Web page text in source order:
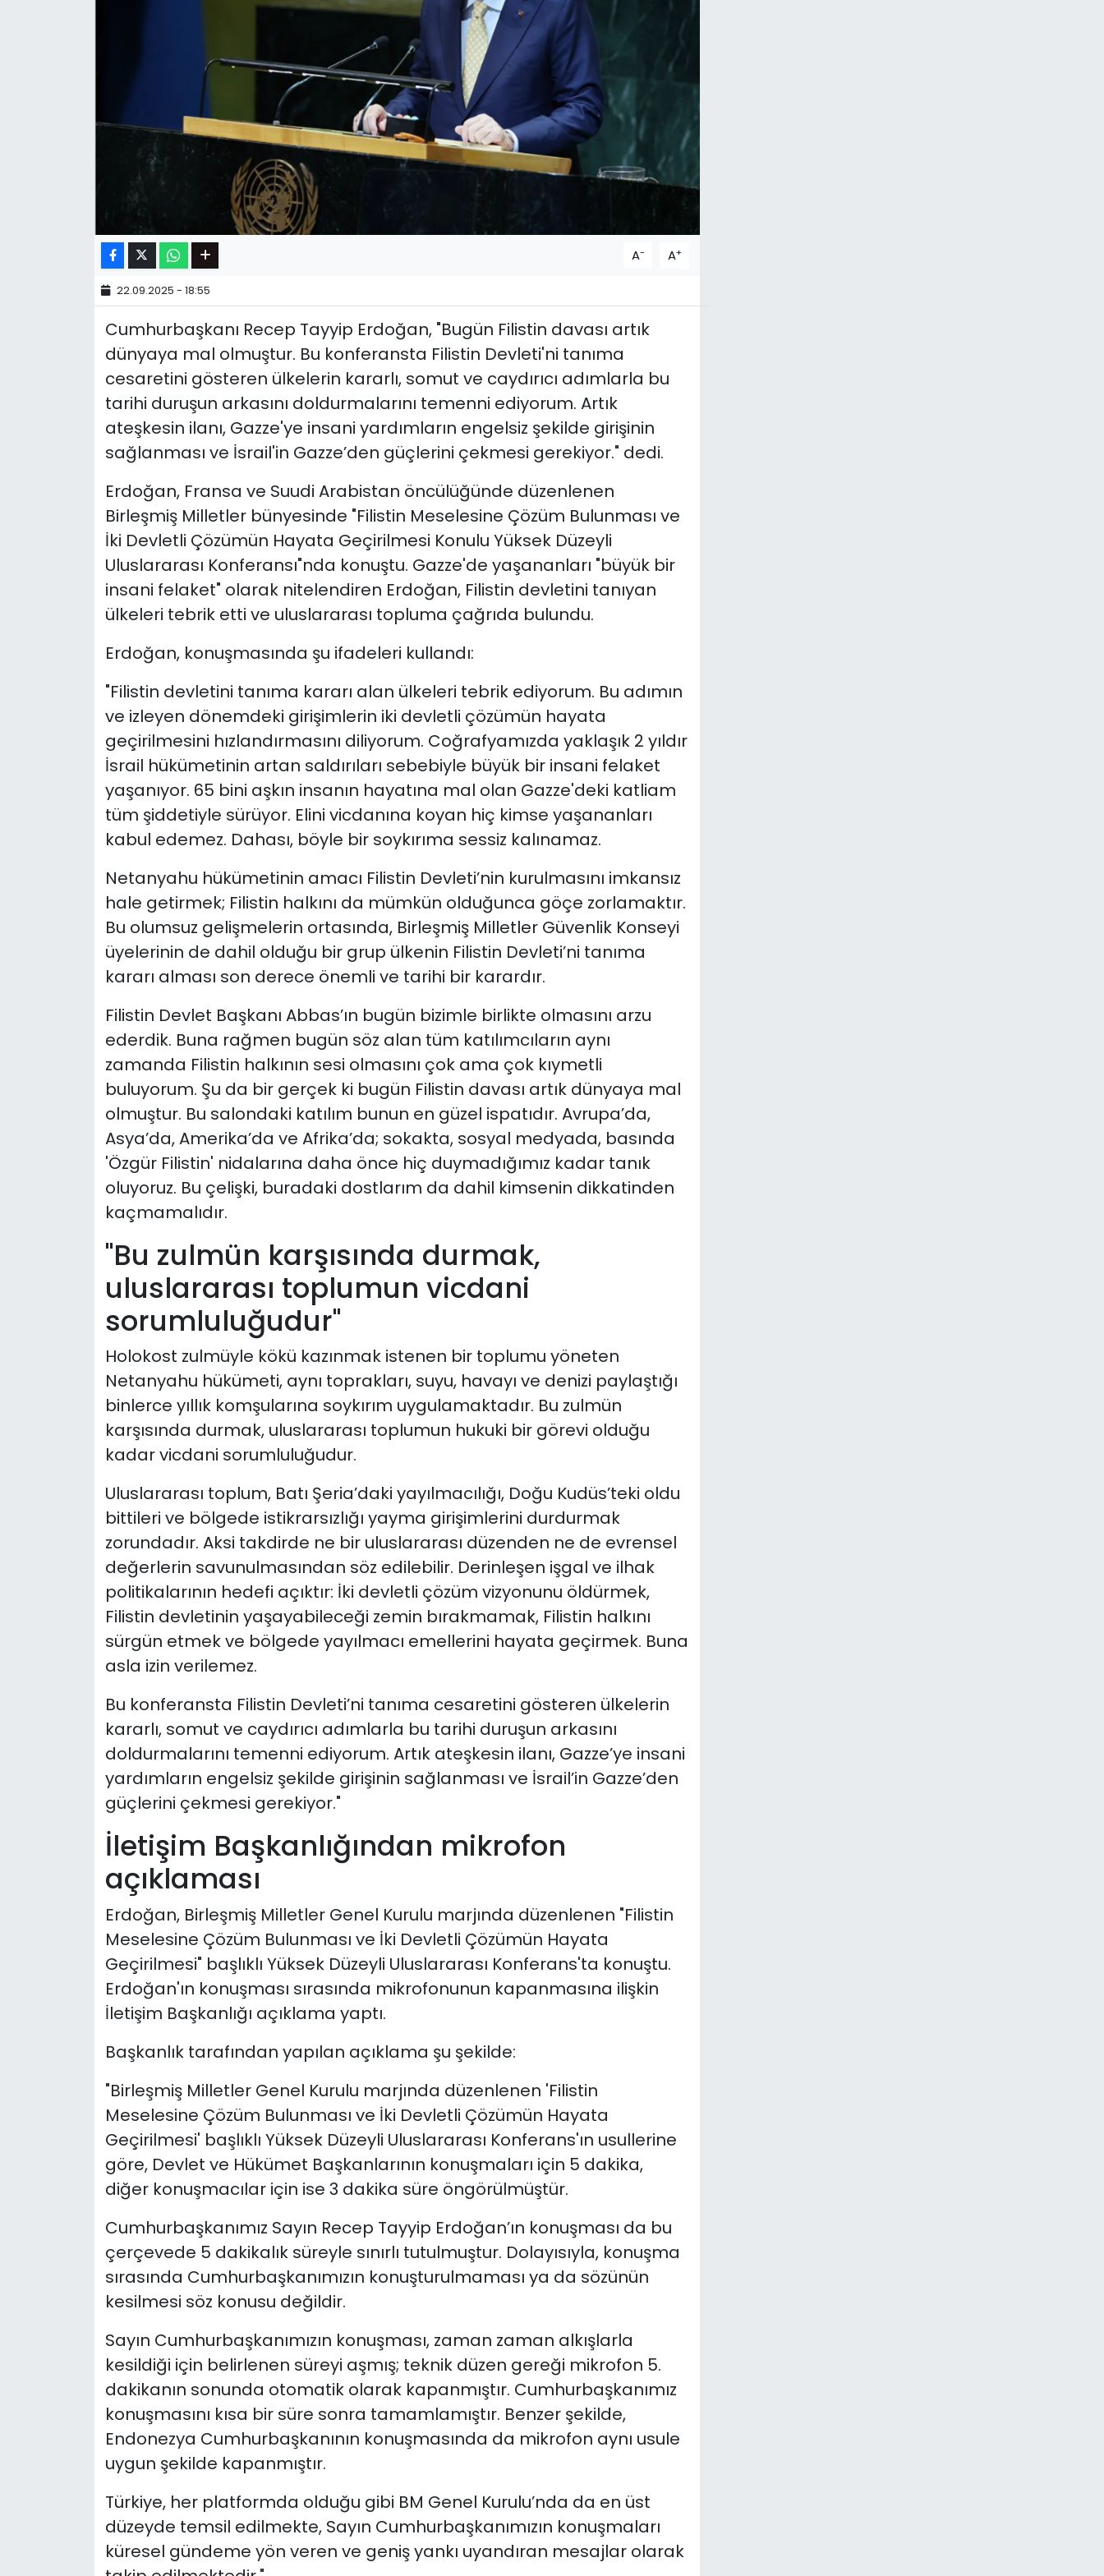
A- A+
22.09.2025 - 18:55
Cumhurbaşkanı Recep Tayyip Erdoğan, "Bugün Filistin davası artık
dünyaya mal olmuştur. Bu konferansta Filistin Devleti'ni tanıma
cesaretini gösteren ülkelerin kararlı, somut ve caydırıcı adımlarla bu
tarihi duruşun arkasını doldurmalarını temenni ediyorum. Artık
ateşkesin ilanı, Gazze'ye insani yardımların engelsiz şekilde girişinin
sağlanması ve İsrail'in Gazze’den güçlerini çekmesi gerekiyor." dedi.
Erdoğan, Fransa ve Suudi Arabistan öncülüğünde düzenlenen
Birleşmiş Milletler bünyesinde "Filistin Meselesine Çözüm Bulunması ve
İki Devletli Çözümün Hayata Geçirilmesi Konulu Yüksek Düzeyli
Uluslararası Konferansı"nda konuştu. Gazze'de yaşananları "büyük bir
insani felaket" olarak nitelendiren Erdoğan, Filistin devletini tanıyan
ülkeleri tebrik etti ve uluslararası topluma çağrıda bulundu.
Erdoğan, konuşmasında şu ifadeleri kullandı:
"Filistin devletini tanıma kararı alan ülkeleri tebrik ediyorum. Bu adımın
ve izleyen dönemdeki girişimlerin iki devletli çözümün hayata
geçirilmesini hızlandırmasını diliyorum. Coğrafyamızda yaklaşık 2 yıldır
İsrail hükümetinin artan saldırıları sebebiyle büyük bir insani felaket
yaşanıyor. 65 bini aşkın insanın hayatına mal olan Gazze'deki katliam
tüm şiddetiyle sürüyor. Elini vicdanına koyan hiç kimse yaşananları
kabul edemez. Dahası, böyle bir soykırıma sessiz kalınamaz.
Netanyahu hükümetinin amacı Filistin Devleti’nin kurulmasını imkansız
hale getirmek; Filistin halkını da mümkün olduğunca göçe zorlamaktır.
Bu olumsuz gelişmelerin ortasında, Birleşmiş Milletler Güvenlik Konseyi
üyelerinin de dahil olduğu bir grup ülkenin Filistin Devleti’ni tanıma
kararı alması son derece önemli ve tarihi bir karardır.
Filistin Devlet Başkanı Abbas’ın bugün bizimle birlikte olmasını arzu
ederdik. Buna rağmen bugün söz alan tüm katılımcıların aynı
zamanda Filistin halkının sesi olmasını çok ama çok kıymetli
buluyorum. Şu da bir gerçek ki bugün Filistin davası artık dünyaya mal
olmuştur. Bu salondaki katılım bunun en güzel ispatıdır. Avrupa’da,
Asya’da, Amerika’da ve Afrika’da; sokakta, sosyal medyada, basında
'Özgür Filistin' nidalarına daha önce hiç duymadığımız kadar tanık
oluyoruz. Bu çelişki, buradaki dostlarım da dahil kimsenin dikkatinden
kaçmamalıdır.
"Bu zulmün karşısında durmak,
uluslararası toplumun vicdani
sorumluluğudur"
Holokost zulmüyle kökü kazınmak istenen bir toplumu yöneten
Netanyahu hükümeti, aynı toprakları, suyu, havayı ve denizi paylaştığı
binlerce yıllık komşularına soykırım uygulamaktadır. Bu zulmün
karşısında durmak, uluslararası toplumun hukuki bir görevi olduğu
kadar vicdani sorumluluğudur.
Uluslararası toplum, Batı Şeria’daki yayılmacılığı, Doğu Kudüs’teki oldu
bittileri ve bölgede istikrarsızlığı yayma girişimlerini durdurmak
zorundadır. Aksi takdirde ne bir uluslararası düzenden ne de evrensel
değerlerin savunulmasından söz edilebilir. Derinleşen işgal ve ilhak
politikalarının hedefi açıktır: İki devletli çözüm vizyonunu öldürmek,
Filistin devletinin yaşayabileceği zemin bırakmamak, Filistin halkını
sürgün etmek ve bölgede yayılmacı emellerini hayata geçirmek. Buna
asla izin verilemez.
Bu konferansta Filistin Devleti’ni tanıma cesaretini gösteren ülkelerin
kararlı, somut ve caydırıcı adımlarla bu tarihi duruşun arkasını
doldurmalarını temenni ediyorum. Artık ateşkesin ilanı, Gazze’ye insani
yardımların engelsiz şekilde girişinin sağlanması ve İsrail’in Gazze’den
güçlerini çekmesi gerekiyor."
İletişim Başkanlığından mikrofon
açıklaması
Erdoğan, Birleşmiş Milletler Genel Kurulu marjında düzenlenen "Filistin
Meselesine Çözüm Bulunması ve İki Devletli Çözümün Hayata
Geçirilmesi" başlıklı Yüksek Düzeyli Uluslararası Konferans'ta konuştu.
Erdoğan'ın konuşması sırasında mikrofonunun kapanmasına ilişkin
İletişim Başkanlığı açıklama yaptı.
Başkanlık tarafından yapılan açıklama şu şekilde:
"Birleşmiş Milletler Genel Kurulu marjında düzenlenen 'Filistin
Meselesine Çözüm Bulunması ve İki Devletli Çözümün Hayata
Geçirilmesi' başlıklı Yüksek Düzeyli Uluslararası Konferans'ın usullerine
göre, Devlet ve Hükümet Başkanlarının konuşmaları için 5 dakika,
diğer konuşmacılar için ise 3 dakika süre öngörülmüştür.
Cumhurbaşkanımız Sayın Recep Tayyip Erdoğan’ın konuşması da bu
çerçevede 5 dakikalık süreyle sınırlı tutulmuştur. Dolayısıyla, konuşma
sırasında Cumhurbaşkanımızın konuşturulmaması ya da sözünün
kesilmesi söz konusu değildir.
Sayın Cumhurbaşkanımızın konuşması, zaman zaman alkışlarla
kesildiği için belirlenen süreyi aşmış; teknik düzen gereği mikrofon 5.
dakikanın sonunda otomatik olarak kapanmıştır. Cumhurbaşkanımız
konuşmasını kısa bir süre sonra tamamlamıştır. Benzer şekilde,
Endonezya Cumhurbaşkanının konuşmasında da mikrofon aynı usule
uygun şekilde kapanmıştır.
Türkiye, her platformda olduğu gibi BM Genel Kurulu’nda da en üst
düzeyde temsil edilmekte, Sayın Cumhurbaşkanımızın konuşmaları
küresel gündeme yön veren ve geniş yankı uyandıran mesajlar olarak